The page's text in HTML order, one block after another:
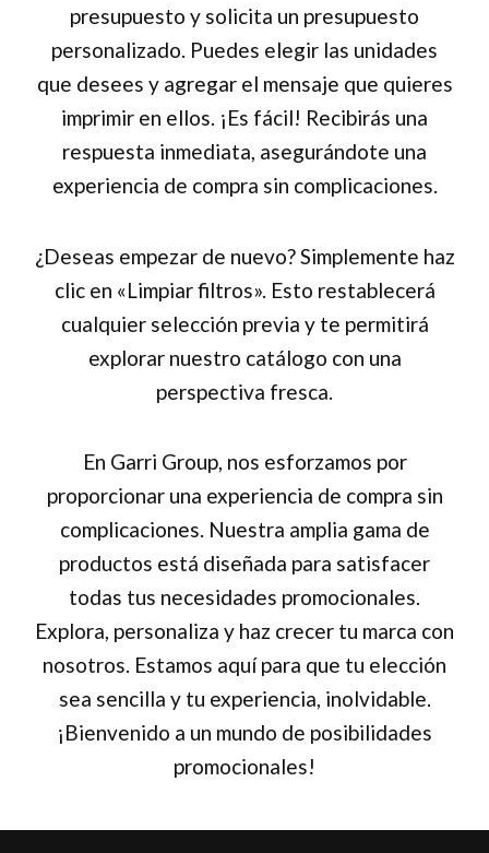
presupuesto y solicita un presupuesto
personalizado. Puedes elegir las unidades
que desees y agregar el mensaje que quieres
imprimir en ellos. ¡Es fácil! Recibirás una
respuesta inmediata, asegurándote una
experiencia de compra sin complicaciones.
¿Deseas empezar de nuevo? Simplemente haz
clic en «Limpiar filtros». Esto restablecerá
cualquier selección previa y te permitirá
explorar nuestro catálogo con una
perspectiva fresca.
En Garri Group, nos esforzamos por
proporcionar una experiencia de compra sin
complicaciones. Nuestra amplia gama de
productos está diseñada para satisfacer
todas tus necesidades promocionales.
Explora, personaliza y haz crecer tu marca con
nosotros. Estamos aquí para que tu elección
sea sencilla y tu experiencia, inolvidable.
¡Bienvenido a un mundo de posibilidades
promocionales!